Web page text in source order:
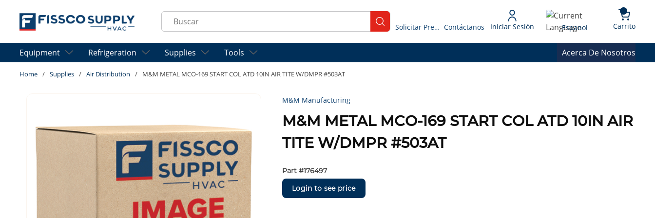
Skip to main content
Site Search
submit search
Solicitar Presupuesto Contáctanos Iniciar Sesión Language
Espanol Carrito{0}
Equipment Refrigeration Supplies Tools Acerca De Nosotros
Home / Supplies / Air Distribution / M&M METAL MCO-169 START COL ATD 10IN AIR TITE W/DMPR #503AT
M&M Manufacturing
M&M METAL MCO-169 START COL ATD 10IN AIR
TITE W/DMPR #503AT
Part #176497
Login to see price